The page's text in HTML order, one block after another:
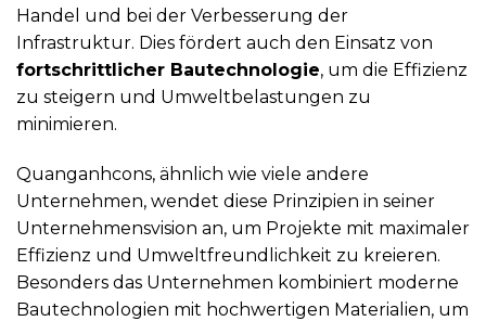
Handel und bei der Verbesserung der
Infrastruktur. Dies fördert auch den Einsatz von
fortschrittlicher Bautechnologie, um die Effizienz
zu steigern und Umweltbelastungen zu
minimieren.
Quanganhcons, ähnlich wie viele andere
Unternehmen, wendet diese Prinzipien in seiner
Unternehmensvision an, um Projekte mit maximaler
Effizienz und Umweltfreundlichkeit zu kreieren.
Besonders das Unternehmen kombiniert moderne
Bautechnologien mit hochwertigen Materialien, um